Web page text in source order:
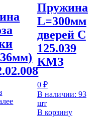
Пружина
L=300мм
дверей С
125.039
КМЗ
0 ₽
В наличии: 93
шт
В корзину